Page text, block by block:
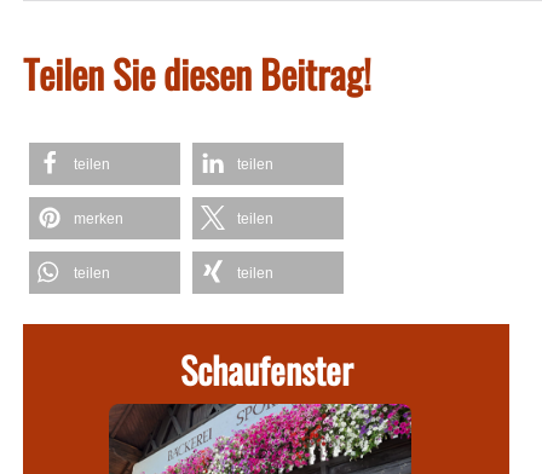
Teilen Sie diesen Beitrag!
teilen teilen
merken teilen
teilen teilen
Schaufenster